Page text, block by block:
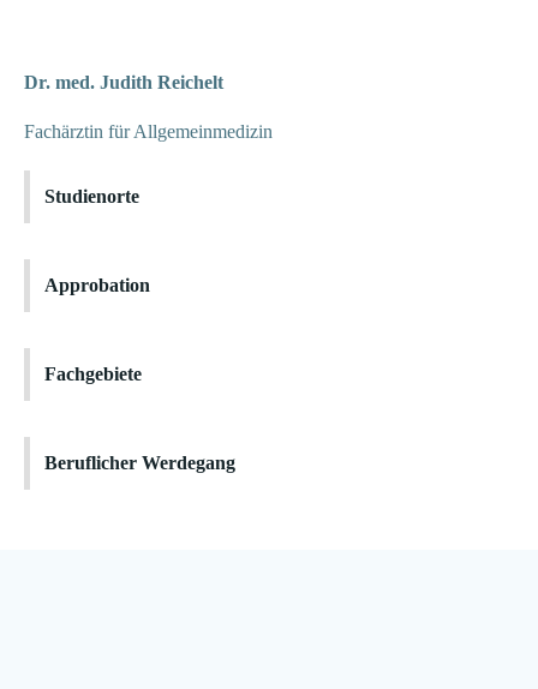
Dr. med. Judith Reichelt
Fachärztin für Allgemeinmedizin
Studienorte
Approbation
Fachgebiete
Beruflicher Werdegang